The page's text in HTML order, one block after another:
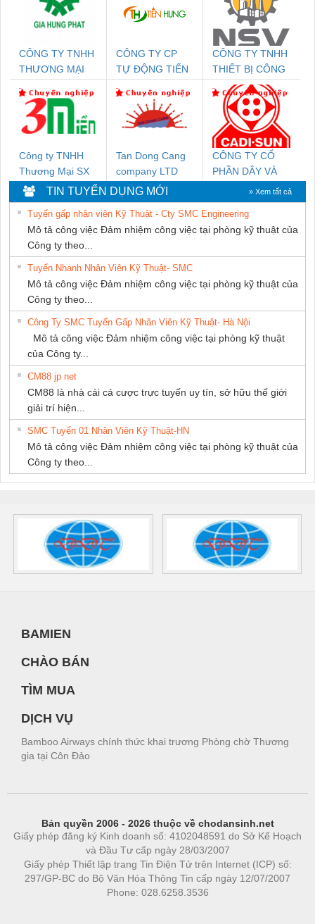
CÔNG TY TNHH
THƯƠNG MẠI
THUẬT ĐIỆN CƠ
GIA HƯNG PHÁT
CÔNG TY CP
TỰ ĐỘNG TIẾN
CÔNG TY TNHH
THIẾT BỊ CÔNG
NGHIỆP NIHON
SETSUBI VIỆT
NAM
Công ty TNHH
Thương Mại SX
Ba Miền
Tan Dong Cang
company LTD
CÔNG TY CỔ
PHẦN DÂY VÀ
CÁP ĐIỆN
THƯỢNG ĐÌNH
TIN TUYỂN DỤNG MỚI » Xem tất cả
Tuyển gấp nhân viên Kỹ Thuật - Cty SMC Engineering
Mô tả công việc Đảm nhiệm công việc tại phòng kỹ thuật của
Công ty theo...
Tuyển Nhanh Nhân Viên Kỹ Thuật- SMC
Mô tả công việc Đảm nhiệm công việc tại phòng kỹ thuật của
Công ty theo...
Công Ty SMC Tuyển Gấp Nhân Viên Kỹ Thuật- Hà Nội
Mô tả công việc Đảm nhiệm công việc tại phòng kỹ thuật
của Công ty...
CM88 jp net
CM88 là nhà cái cá cược trực tuyến uy tín, sở hữu thế giới
giải trí hiện...
SMC Tuyển 01 Nhân Viên Kỹ Thuật-HN
Mô tả công việc Đảm nhiệm công việc tại phòng kỹ thuật của
Công ty theo...
BAMIEN
CHÀO BÁN
TÌM MUA
DỊCH VỤ
Bamboo Airways chính thức khai trương Phòng chờ Thương
gia tại Côn Đảo
Bản quyền 2006 - 2026 thuộc về chodansinh.net
Giấy phép đăng ký Kinh doanh số: 4102048591 do Sở Kế Hoạch
và Đầu Tư cấp ngày 28/03/2007
Giấy phép Thiết lập trang Tin Điện Tử trên Internet (ICP) số:
297/GP-BC do Bộ Văn Hóa Thông Tin cấp ngày 12/07/2007
Phone: 028.6258.3536